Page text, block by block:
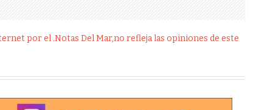
por el .Notas Del Mar,no refleja las opiniones de este